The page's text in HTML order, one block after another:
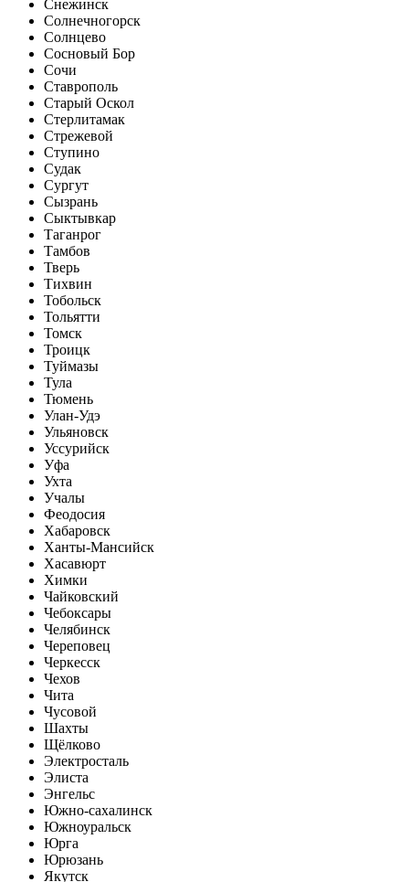
Снежинск
Солнечногорск
Солнцево
Сосновый Бор
Сочи
Ставрополь
Старый Оскол
Стерлитамак
Стрежевой
Ступино
Судак
Сургут
Сызрань
Сыктывкар
Таганрог
Тамбов
Тверь
Тихвин
Тобольск
Тольятти
Томск
Троицк
Туймазы
Тула
Тюмень
Улан-Удэ
Ульяновск
Уссурийск
Уфа
Ухта
Учалы
Феодосия
Хабаровск
Ханты-Мансийск
Хасавюрт
Химки
Чайковский
Чебоксары
Челябинск
Череповец
Черкесск
Чехов
Чита
Чусовой
Шахты
Щёлково
Электросталь
Элиста
Энгельс
Южно-сахалинск
Южноуральск
Юрга
Юрюзань
Якутск